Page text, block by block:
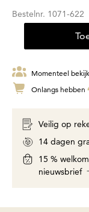
Bestelnr. 1071-622
Momenteel
Onlangs hebben
Veilig op
14 dagen
15 %
nieuwsbrief